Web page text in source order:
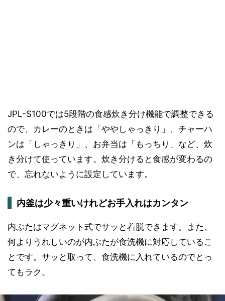
JPL-S100では5段階の食感炊き分け機能で調整できる
ので、カレーのときは「ややしゃっきり」、チャーハ
ンは「しゃっきり」、お弁当は「もっちり」など、炊
き分けて使っています。炊き分けると食感が変わるの
で、忘れないように設定しています。
内釜は少々重いけれどお手入れはカンタン
内ぶたはマグネット式でサッと着脱できます。また、
何よりうれしいのが内ぶたが食洗機に対応しているこ
とです。サッと取って、食洗機に入れているのでとっ
てもラク。